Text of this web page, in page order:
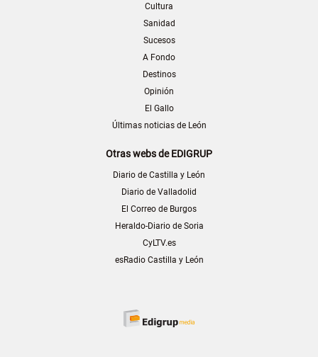
Cultura
Sanidad
Sucesos
A Fondo
Destinos
Opinión
El Gallo
Últimas noticias de León
Otras webs de EDIGRUP
Diario de Castilla y León
Diario de Valladolid
El Correo de Burgos
Heraldo-Diario de Soria
CyLTV.es
esRadio Castilla y León